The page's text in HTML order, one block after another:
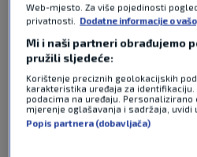
Web-mjesto. Za više pojedinosti
privatnosti. Dodatne informacije o
Mi i naši partneri obrađujemo
pružili sljedeće:
Korištenje preciznih geolokacijskih
karakteristika uređaja za
podacima na uređaju. Personalizirano
mjerenje oglašavanja i sadržaja, uvidi
Popis partnera (dobavljača)